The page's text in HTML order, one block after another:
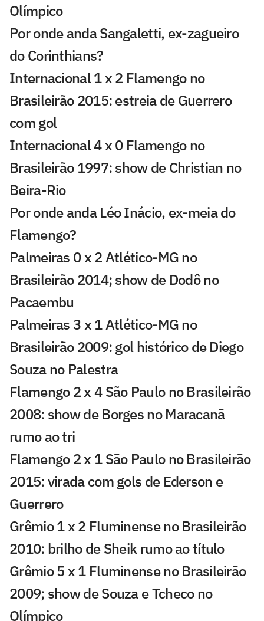
Olímpico
Por onde anda Sangaletti, ex-zagueiro
do Corinthians?
Internacional 1 x 2 Flamengo no
Brasileirão 2015: estreia de Guerrero
com gol
Internacional 4 x 0 Flamengo no
Brasileirão 1997: show de Christian no
Beira-Rio
Por onde anda Léo Inácio, ex-meia do
Flamengo?
Palmeiras 0 x 2 Atlético-MG no
Brasileirão 2014; show de Dodô no
Pacaembu
Palmeiras 3 x 1 Atlético-MG no
Brasileirão 2009: gol histórico de Diego
Souza no Palestra
Flamengo 2 x 4 São Paulo no Brasileirão
2008: show de Borges no Maracanã
rumo ao tri
Flamengo 2 x 1 São Paulo no Brasileirão
2015: virada com gols de Ederson e
Guerrero
Grêmio 1 x 2 Fluminense no Brasileirão
2010: brilho de Sheik rumo ao título
Grêmio 5 x 1 Fluminense no Brasileirão
2009; show de Souza e Tcheco no
Olímpico